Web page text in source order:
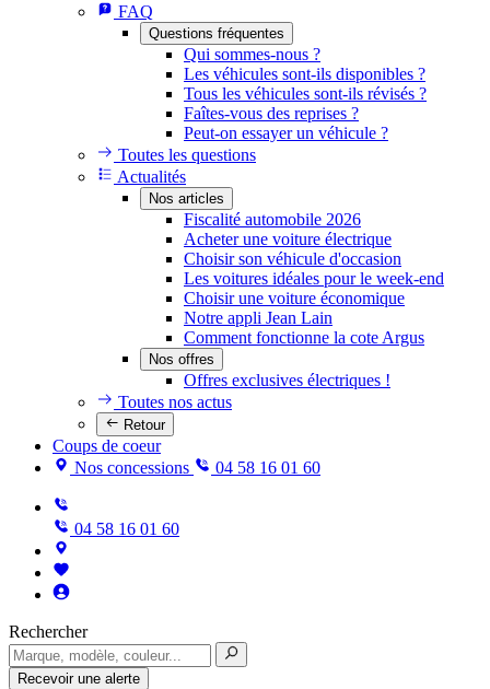
FAQ
Questions fréquentes
Qui sommes-nous ?
Les véhicules sont-ils disponibles ?
Tous les véhicules sont-ils révisés ?
Faîtes-vous des reprises ?
Peut-on essayer un véhicule ?
Toutes les questions
Actualités
Nos articles
Fiscalité automobile 2026
Acheter une voiture électrique
Choisir son véhicule d'occasion
Les voitures idéales pour le week-end
Choisir une voiture économique
Notre appli Jean Lain
Comment fonctionne la cote Argus
Nos offres
Offres exclusives électriques !
Toutes nos actus
Retour
Coups de coeur
Nos concessions
04 58 16 01 60
04 58 16 01 60
Rechercher
Recevoir une alerte